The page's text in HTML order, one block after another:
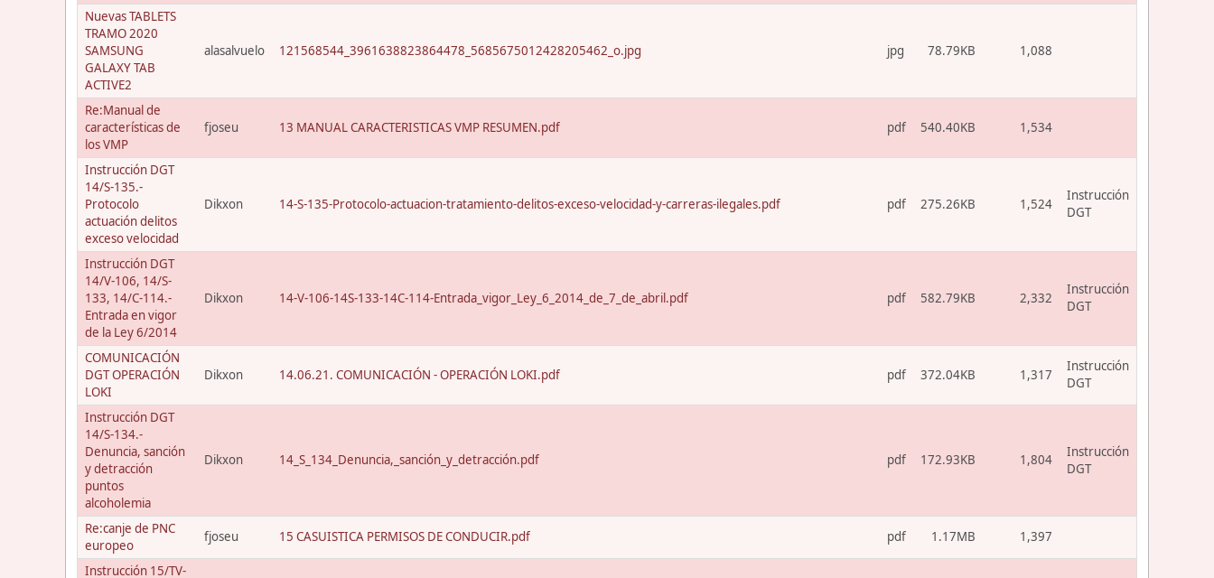
Nuevas TABLETS
TRAMO 2020
SAMSUNG
GALAXY TAB
ACTIVE2
alasalvuelo 121568544_3961638823864478_5685675012428205462_o.jpg jpg 78.79KB 1,088
Re:Manual de
características de
los VMP
fjoseu 13 MANUAL CARACTERISTICAS VMP RESUMEN.pdf pdf 540.40KB 1,534
Instrucción DGT
14/S-135.-
Protocolo
actuación delitos
exceso velocidad
Dikxon 14-S-135-Protocolo-actuacion-tratamiento-delitos-exceso-velocidad-y-carreras-ilegales.pdf pdf 275.26KB 1,524
Instrucción
DGT
Instrucción DGT
14/V-106, 14/S-
133, 14/C-114.-
Entrada en vigor
de la Ley 6/2014
Dikxon 14-V-106-14S-133-14C-114-Entrada_vigor_Ley_6_2014_de_7_de_abril.pdf pdf 582.79KB 2,332
Instrucción
DGT
COMUNICACIÓN
DGT OPERACIÓN
LOKI
Dikxon 14.06.21. COMUNICACIÓN - OPERACIÓN LOKI.pdf pdf 372.04KB 1,317
Instrucción
DGT
Instrucción DGT
14/S-134.-
Denuncia, sanción
y detracción
puntos
alcoholemia
Dikxon 14_S_134_Denuncia,_sanción_y_detracción.pdf pdf 172.93KB 1,804
Instrucción
DGT
Re:canje de PNC
europeo
fjoseu 15 CASUISTICA PERMISOS DE CONDUCIR.pdf pdf 1.17MB 1,397
Instrucción 15/TV-